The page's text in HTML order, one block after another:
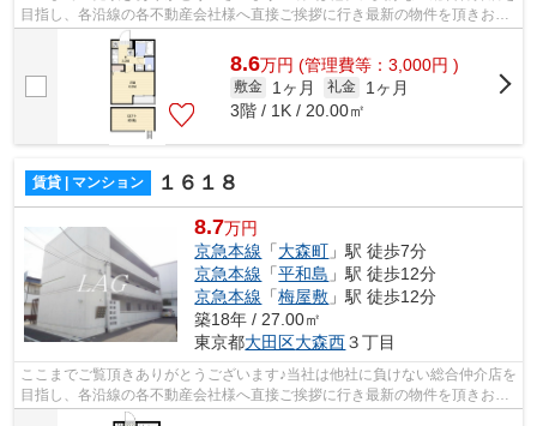
目指し、各沿線の各不動産会社様へ直接ご挨拶に行き最新の物件を頂きお客
様へ提供しております！最新の情報は...
8.6万円 (管理費等：3,000円 )
敷金 1ヶ月 礼金
1ヶ月
3階 / 1K / 20.00㎡
賃貸 | マンション １６１８
8.7万円
京急本線 「大森町 」駅 徒歩7分
京急本線 「平和島 」駅 徒歩12分
京急本線 「梅屋敷 」駅 徒歩12分
築18年 / 27.00㎡
東京都大田区大森西３丁目
ここまでご覧頂きありがとうございます♪当社は他社に負けない総合仲介店を
目指し、各沿線の各不動産会社様へ直接ご挨拶に行き最新の物件を頂きお客
様へ提供しております！最新の情報は...